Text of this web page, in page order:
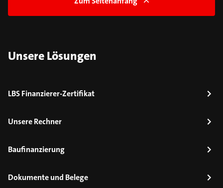
Unsere Lösungen
LBS Finanzierer-Zertifikat
Unsere Rechner
Baufinanzierung
Dokumente und Belege